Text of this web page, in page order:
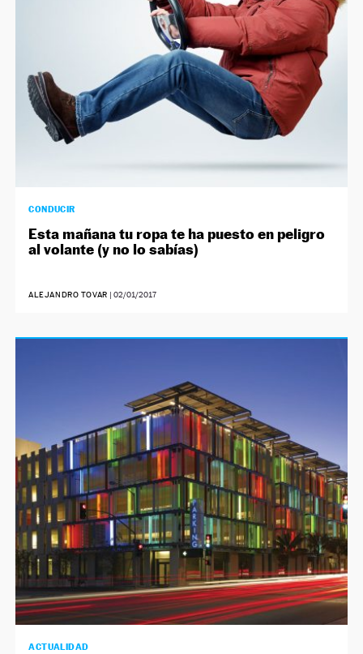
CONDUCIR
Esta mañana tu ropa te ha puesto en peligro
al volante (y no lo sabías)
ALEJANDRO TOVAR |02/01/2017
ACTUALIDAD